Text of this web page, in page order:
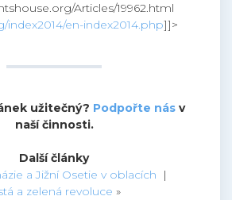
Articles/19962.html
index2014/en-index2014.php]]>
užitečný? Podpořte násv
naší činnosti.
Další články
a Jižní Osetie v oblacích |
a zelená revoluce »